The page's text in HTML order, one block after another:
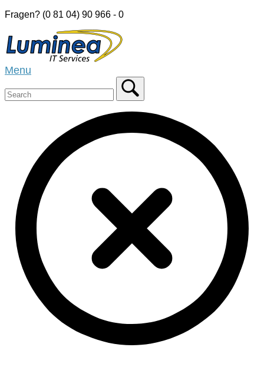
Skip
content
Fragen? (0 81 04) 90 966 - 0
Home
Menu